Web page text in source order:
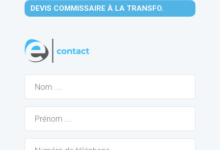
DEVIS COMMISSAIRE À LA TRANSFO.